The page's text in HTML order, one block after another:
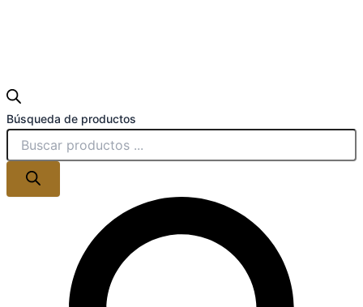
Búsqueda de productos